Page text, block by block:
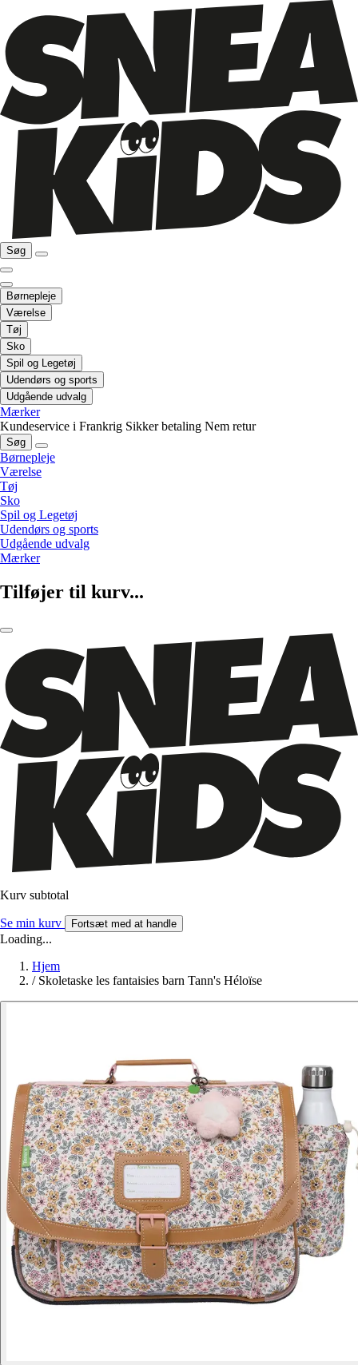
Søg
Børnepleje
Værelse
Tøj
Sko
Spil og Legetøj
Udendørs og sports
Udgående udvalg
Mærker
Kundeservice i Frankrig Sikker betaling Nem retur
Søg
Børnepleje
Værelse
Tøj
Sko
Spil og Legetøj
Udendørs og sports
Udgående udvalg
Mærker
Tilføjer til kurv...
Kurv subtotal
Se min kurv Fortsæt med at handle
Loading...
Hjem
/ Skoletaske les fantaisies barn Tann's Héloïse